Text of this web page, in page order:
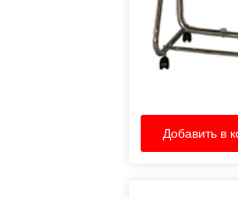
Добавить в